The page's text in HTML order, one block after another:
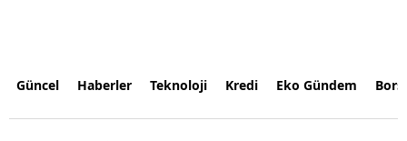
Güncel Haberler Teknoloji Kredi Eko Gündem